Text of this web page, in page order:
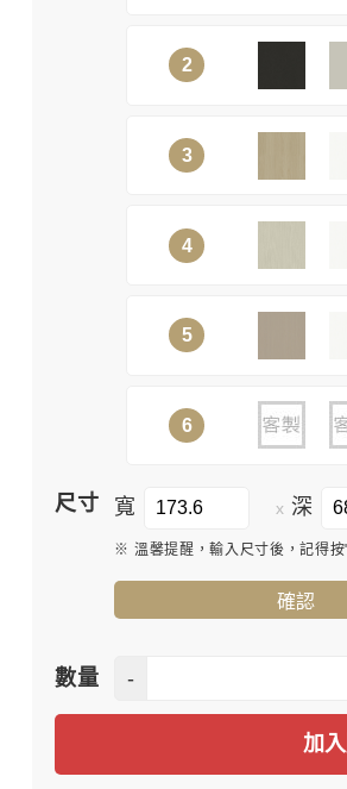
2
3
4
5
6
尺寸 寬 x 深
※ 溫馨提醒，輸入尺寸後，記得按
確認
數量 -
加